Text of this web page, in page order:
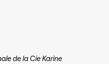
de la Cie Karine